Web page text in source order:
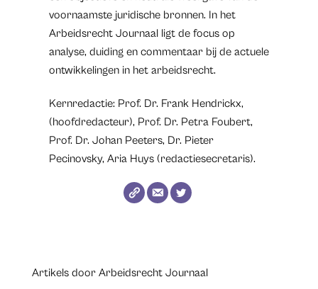
voornaamste juridische bronnen. In het
Arbeidsrecht Journaal ligt de focus op
analyse, duiding en commentaar bij de actuele
ontwikkelingen in het arbeidsrecht.
Kernredactie: Prof. Dr. Frank Hendrickx,
(hoofdredacteur), Prof. Dr. Petra Foubert,
Prof. Dr. Johan Peeters, Dr. Pieter
Pecinovsky, Aria Huys (redactiesecretaris).
Artikels door Arbeidsrecht Journaal